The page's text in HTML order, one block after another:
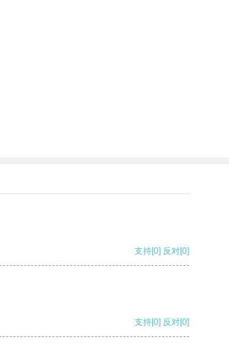
支持[0] 反对[0]
支持[0] 反对[0]